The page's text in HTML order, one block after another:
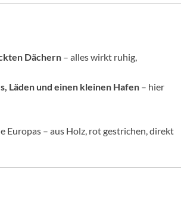
Dächern – alles wirkt ruhig,
Läden und einen kleinen Hafen – hier
Europas – aus Holz, rot gestrichen, direkt